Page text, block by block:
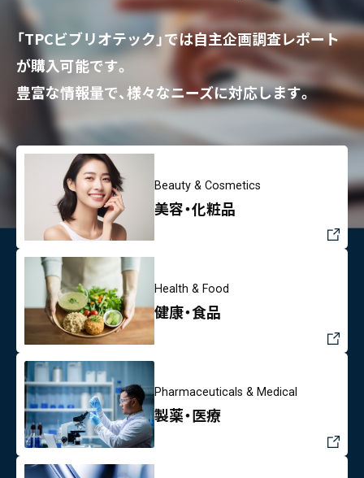
「TPCビブリオテック」では自主企画調査レポート
が購入可能です。
豊富な情報量で、様々なニーズに対応します。
Beauty & Cosmetics
美容・化粧品
Health & Food
健康・食品
Pharmaceuticals & Medical
製薬・医療